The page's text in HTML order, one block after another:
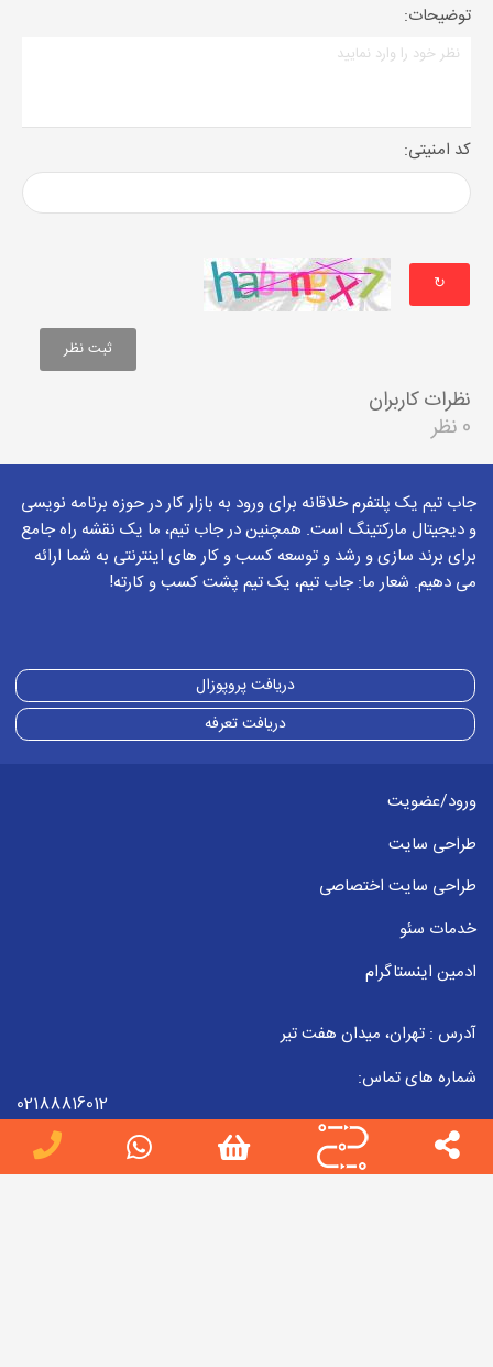
توضیحات:
کد امنیتی:
↻
نظرات کاربران
0 نظر
جاب تیم یک پلتفرم خلاقانه برای ورود به بازار کار در حوزه برنامه نویسی
و دیجیتال مارکتینگ است. همچنین در جاب تیم، ما یک نقشه راه جامع
برای برند سازی و رشد و توسعه کسب و کار های اینترنتی به شما ارائه
می دهیم. شعار ما: جاب تیم، یک تیم پشت کسب و کارته!
دریافت پروپوزال
دریافت تعرفه
ورود/عضویت
طراحی سایت
طراحی سایت اختصاصی
خدمات سئو
ادمین اینستاگرام
آدرس : تهران، میدان هفت تیر
شماره های تماس:
02188816012
09223857998
02188816012